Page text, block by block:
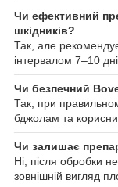
Чи ефективний
шкідників?
Так, але
інтервалом 7–10
Чи безпечний
Так, при
бджолам та
Чи залишає
Ні, після обробки
зовнішній вигляд